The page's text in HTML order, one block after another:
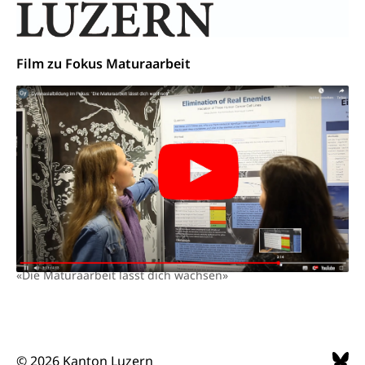
Film zu Fokus Maturaarbeit
«Die Maturaarbeit lässt dich wachsen»
© 2026 Kanton Luzern
(Geoportal)
Klimaveränderung, Treibhauseffekt
Klima
Raumplan, Nutzungsplan
Raumdatenpool
Richtplanung Kanton Luzern (ARE)
Raum und Wirtschaft rawi